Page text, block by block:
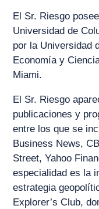
El Sr. Riesgo
Universidad de
por la Universidad
Economía y
Miami.
El Sr. Riesgo
publicaciones y
entre los que se
Business News,
Street, Yahoo
especialidad es la
estrategia
Explorer’s Club,